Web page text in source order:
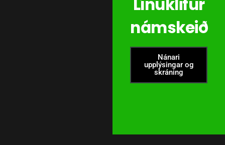
Línuklifur
námskeið
Nánari
upplýsingar og
skráning